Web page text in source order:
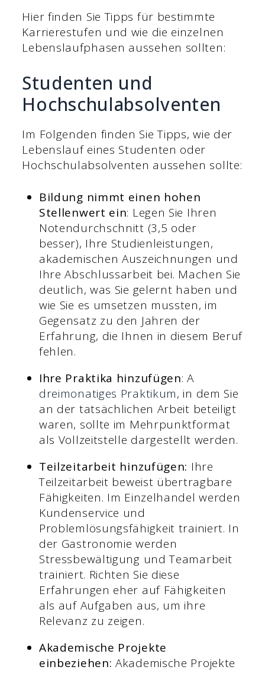
Hier finden Sie Tipps für bestimmte
Karrierestufen und wie die einzelnen
Lebenslaufphasen aussehen sollten:
Studenten und
Hochschulabsolventen
Im Folgenden finden Sie Tipps, wie der
Lebenslauf eines Studenten oder
Hochschulabsolventen aussehen sollte:
Bildung nimmt einen hohen
Stellenwert ein: Legen Sie Ihren
Notendurchschnitt (3,5 oder
besser), Ihre Studienleistungen,
akademischen Auszeichnungen und
Ihre Abschlussarbeit bei. Machen Sie
deutlich, was Sie gelernt haben und
wie Sie es umsetzen mussten, im
Gegensatz zu den Jahren der
Erfahrung, die Ihnen in diesem Beruf
fehlen.
Ihre Praktika hinzufügen: A
dreimonatiges Praktikum, in dem Sie
an der tatsächlichen Arbeit beteiligt
waren, sollte im Mehrpunktformat
als Vollzeitstelle dargestellt werden.
Teilzeitarbeit hinzufügen: Ihre
Teilzeitarbeit beweist übertragbare
Fähigkeiten. Im Einzelhandel werden
Kundenservice und
Problemlösungsfähigkeit trainiert. In
der Gastronomie werden
Stressbewältigung und Teamarbeit
trainiert. Richten Sie diese
Erfahrungen eher auf Fähigkeiten
als auf Aufgaben aus, um ihre
Relevanz zu zeigen.
Akademische Projekte
einbeziehen: Akademische Projekte